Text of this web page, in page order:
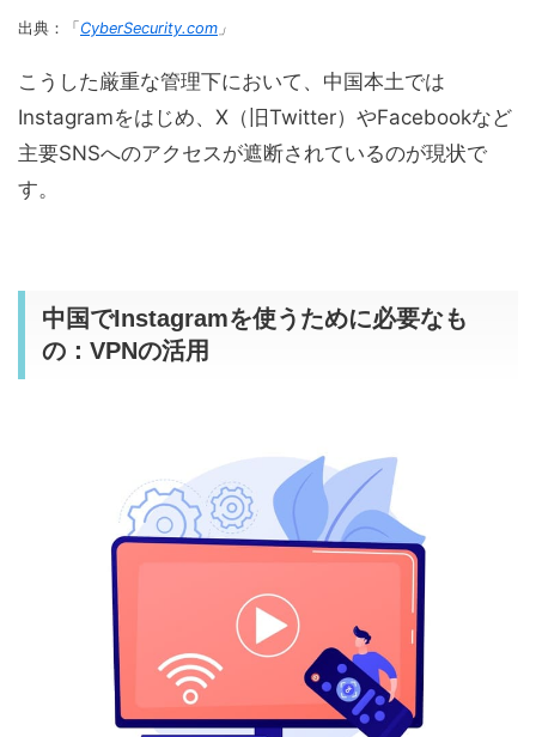
出典：「 CyberSecurity.com 」
こうした厳重な管理下において、中国本土では
Instagramをはじめ、X（旧Twitter）やFacebookなど
主要SNSへのアクセスが遮断されているのが現状で
す。
中国でInstagramを使うために必要なも
の：VPNの活用